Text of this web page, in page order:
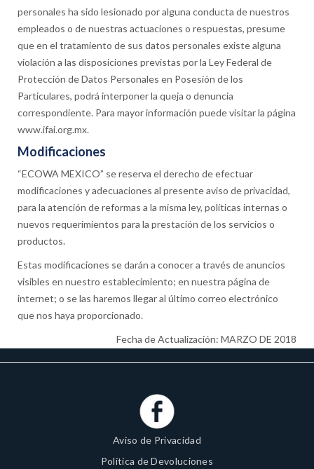
personales ha sido lesionado por alguna conducta de nuestros
empleados o de nuestras actuaciones o respuestas, presume
que en el tratamiento de sus datos personales existe alguna
violación a las disposiciones previstas por la Ley Federal de
Protección de Datos Personales en Posesión de los
Particulares, podrá interponer la queja o denuncia
correspondiente. Para mayor información puede visitar la página
www.ifai.org.mx.
Modificaciones
“ECOWA MEXICO” se reserva el derecho de efectuar
modificaciones y adecuaciones al presente aviso de privacidad,
para la atención de reformas a la misma ley, políticas internas o
nuevos requerimientos para la prestación de los servicios o
productos.
Estas modificaciones se darán a conocer a través de anuncios
visibles en nuestro establecimiento; en nuestra página de
internet; o se las haremos llegar al último correo electrónico
que nos haya proporcionado.
Fecha de Actualización: MARZO DE 2018
Aviso de Privacidad
Política de Devoluciones